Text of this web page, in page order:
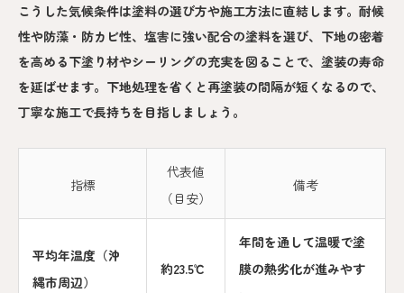
こうした気候条件は塗料の選び方や施工方法に直結します。耐候
性や防藻・防カビ性、塩害に強い配合の塗料を選び、下地の密着
を高める下塗り材やシーリングの充実を図ることで、塗装の寿命
を延ばせます。下地処理を省くと再塗装の間隔が短くなるので、
丁寧な施工で長持ちを目指しましょう。
指標
代表値
（目安）
備考
平均年温度（沖
縄市周辺）
約23.5℃
年間を通して温暖で塗
膜の熱劣化が進みやす